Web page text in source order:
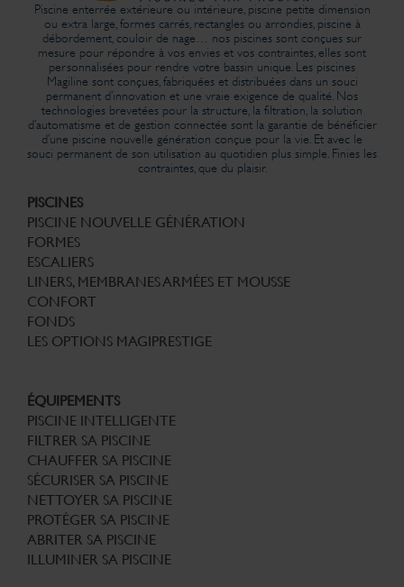
Piscine enterrée extérieure ou intérieure, piscine petite dimension
ou extra large, formes carrés, rectangles ou arrondies, piscine à
débordement, couloir de nage… nos piscines sont conçues sur
mesure pour répondre à vos envies et vos contraintes, elles sont
personnalisées pour rendre votre bassin unique. Les piscines
Magiline sont conçues, fabriquées et distribuées dans un souci
permanent d’innovation et une vraie exigence de qualité. Nos
technologies brevetées pour la structure, la filtration, la solution
d’automatisme et de gestion connectée sont la garantie de bénéficier
d’une piscine nouvelle génération conçue pour la vie. Et avec le
souci permanent de son utilisation au quotidien plus simple. Finies les
contraintes, que du plaisir.
PISCINES
PISCINE NOUVELLE GÉNÉRATION
FORMES
ESCALIERS
LINERS, MEMBRANES ARMÉES ET MOUSSE
CONFORT
FONDS
LES OPTIONS MAGIPRESTIGE
ÉQUIPEMENTS
PISCINE INTELLIGENTE
FILTRER SA PISCINE
CHAUFFER SA PISCINE
SÉCURISER SA PISCINE
NETTOYER SA PISCINE
PROTÉGER SA PISCINE
ABRITER SA PISCINE
ILLUMINER SA PISCINE